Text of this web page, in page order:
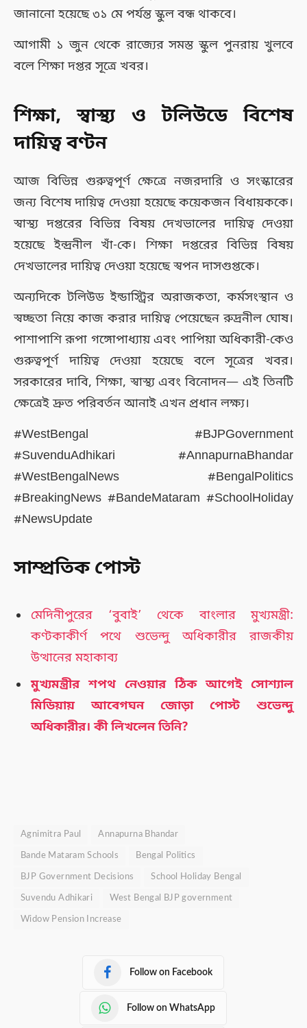
জানানো হয়েছে ৩১ মে পর্যন্ত স্কুল বন্ধ থাকবে।
আগামী ১ জুন থেকে রাজ্যের সমস্ত স্কুল পুনরায় খুলবে
বলে শিক্ষা দপ্তর সূত্রে খবর।
শিক্ষা, স্বাস্থ্য ও টলিউডে বিশেষ
দায়িত্ব বণ্টন
আজ বিভিন্ন গুরুত্বপূর্ণ ক্ষেত্রে নজরদারি ও সংস্কারের
জন্য বিশেষ দায়িত্ব দেওয়া হয়েছে কয়েকজন বিধায়ককে।
স্বাস্থ্য দপ্তরের বিভিন্ন বিষয় দেখভালের দায়িত্ব দেওয়া
হয়েছে ইন্দ্রনীল খাঁ-কে। শিক্ষা দপ্তরের বিভিন্ন বিষয়
দেখভালের দায়িত্ব দেওয়া হয়েছে স্বপন দাসগুপ্তকে।
অন্যদিকে টলিউড ইন্ডাস্ট্রির অরাজকতা, কর্মসংস্থান ও
স্বচ্ছতা নিয়ে কাজ করার দায়িত্ব পেয়েছেন রুদ্রনীল ঘোষ।
পাশাপাশি রূপা গঙ্গোপাধ্যায় এবং পাপিয়া অধিকারী-কেও
গুরুত্বপূর্ণ দায়িত্ব দেওয়া হয়েছে বলে সূত্রের খবর।
সরকারের দাবি, শিক্ষা, স্বাস্থ্য এবং বিনোদন— এই তিনটি
ক্ষেত্রেই দ্রুত পরিবর্তন আনাই এখন প্রধান লক্ষ্য।
#WestBengal #BJPGovernment
#SuvenduAdhikari #AnnapurnaBhandar
#WestBengalNews #BengalPolitics
#BreakingNews #BandeMataram #SchoolHoliday
#NewsUpdate
সাম্প্রতিক পোস্ট
মেদিনীপুরের ‘বুবাই’ থেকে বাংলার মুখ্যমন্ত্রী:
কণ্টকাকীর্ণ পথে শুভেন্দু অধিকারীর রাজকীয়
উত্থানের মহাকাব্য
মুখ্যমন্ত্রীর শপথ নেওয়ার ঠিক আগেই সোশ্যাল
মিডিয়ায় আবেগঘন জোড়া পোস্ট শুভেন্দু
অধিকারীর। কী লিখলেন তিনি?
Agnimitra Paul Annapurna Bhandar
Bande Mataram Schools Bengal Politics
BJP Government Decisions School Holiday Bengal
Suvendu Adhikari West Bengal BJP government
Widow Pension Increase
Follow on Facebook
Follow on WhatsApp